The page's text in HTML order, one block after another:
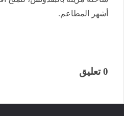
أشهر المطاعم.
0 تعليق